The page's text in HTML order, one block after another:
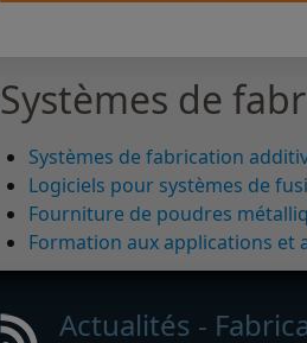
Systèmes de
Systèmes de fabrication
Logiciels pour systèmes de
Fourniture de poudres
Formation aux applications et
Actualités -